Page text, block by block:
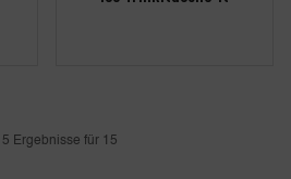
Ergebnisse für 15